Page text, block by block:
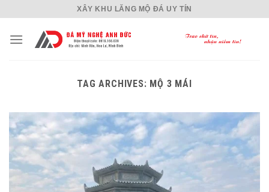
content
XÂY KHU LĂNG MỘ ĐÁ UY TÍN
TAG ARCHIVES: MỘ 3 MÁI